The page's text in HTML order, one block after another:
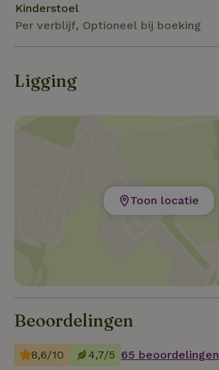
Kinderstoel
Per verblijf, Optioneel bij boeking
Ligging
Toon locatie
Beoordelingen
8,6/10 4,7/5 65 beoordelingen